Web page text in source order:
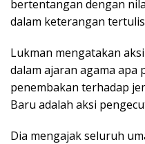
bertentangan dengan
dalam keterangan
Lukman mengatakan
dalam ajaran agama apa
penembakan terhadap
Baru adalah aksi
Dia mengajak seluruh